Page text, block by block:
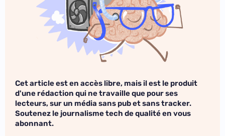
Cet article est en accès libre, mais il est le produit
d'une rédaction qui ne travaille que pour ses
lecteurs, sur un média sans pub et sans tracker.
Soutenez le journalisme tech de qualité en vous
abonnant.